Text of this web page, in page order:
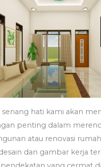
hati kami akan
penting dalam
atau renovasi
dan gambar kerja